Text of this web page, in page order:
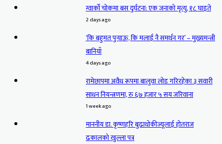
ग्वार्को चोकमा बस दुर्घटना: एक जनाको मृत्यु, १८ घाइते
2 days ago
‘कि बहुमत पुर्‍याऊ, कि मलाई नै समर्थन गर’ – मुख्यमन्त्री
बानियाँ
4 days ago
रामेछापमा अवैध रूपमा बालुवा लोड गरिरहेका ३ सवारी
साधन नियन्त्रणमा, रु ६७ हजार ५ सय जरिवाना
1 week ago
माननीय डा. कृष्णहरि बुढाथोकीज्यूलाई होतराज
ढकालको खुल्ला पत्र